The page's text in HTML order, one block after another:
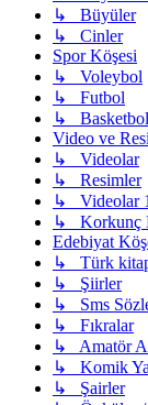
↳ Büyüler
↳ Cinler
Spor Köşesi
↳ Voleybol
↳ Futbol
↳ Basketbol
Video ve
↳ Videolar
↳ Resimler
↳ Videolar
↳ Korkunç
Edebiyat
↳ Türk
↳ Şiirler
↳ Sms
↳ Fıkralar
↳ Amatör
↳ Komik
↳ Şairler